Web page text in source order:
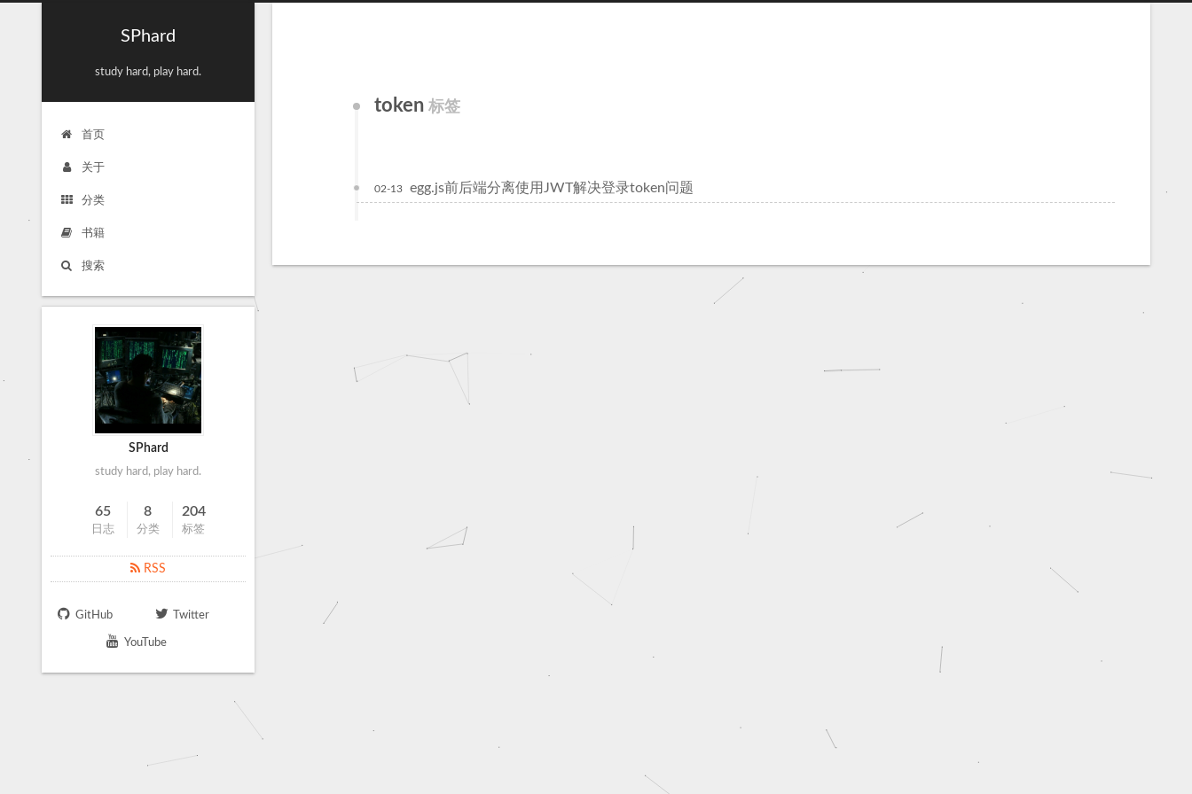
SPhard
study hard, play hard.
首页
关于
分类
书籍
搜索
token 标签
egg.js前后端分离使用JWT解决登录token问题
02-13
SPhard
study hard, play hard.
65
日志
8
分类
204
标签
RSS
GitHub Twitter
YouTube